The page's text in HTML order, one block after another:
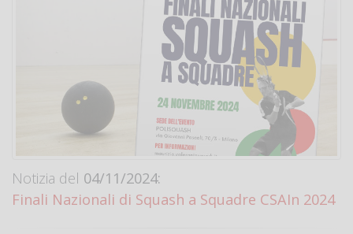
Notizia del 04/11/2024:
Finali Nazionali di Squash a Squadre CSAIn 2024